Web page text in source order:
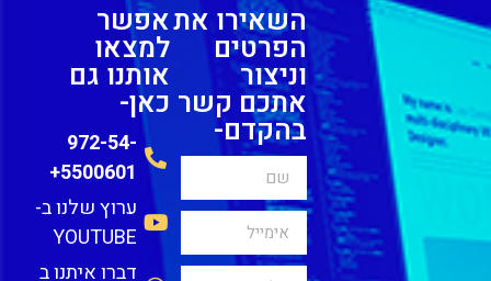
השאירו את
הפרטים
וניצור
אתכם קשר
בהקדם-
אפשר
למצאו
אותנו גם
כאן-
972-54-
5500601+
ערוץ שלנו ב-
YOUTUBE
דברו איתנו ב